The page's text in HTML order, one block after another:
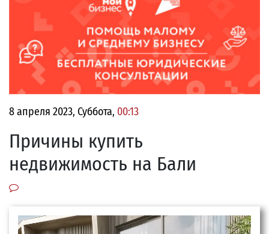
8 апреля 2023, Суббота, 00:13
Причины купить
недвижимость на Бали